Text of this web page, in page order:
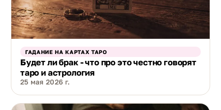
ГАДАНИЕ НА КАРТАХ ТАРО
Будет ли брак - что про это честно говорят
таро и астрология
25 мая 2026 г.